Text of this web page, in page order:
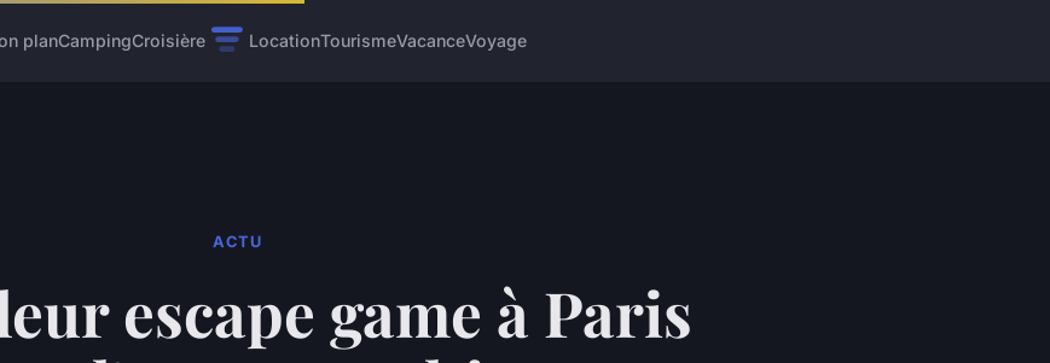
planCampingCroisière LocationTourismeVacanceVoyage
ACTU
escape game à Paris